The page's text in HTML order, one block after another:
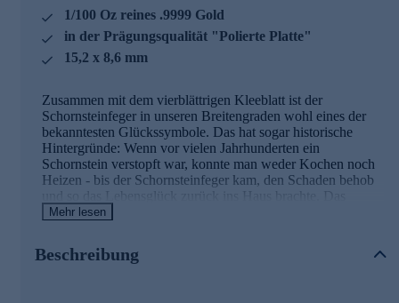
1/100 Oz reines .9999 Gold
in der Prägungsqualität "Polierte Platte"
15,2 x 8,6 mm
Zusammen mit dem vierblättrigen Kleeblatt ist der
Schornsteinfeger in unseren Breitengraden wohl eines der
bekanntesten Glückssymbole. Das hat sogar historische
Hintergründe: Wenn vor vielen Jahrhunderten ein
Schornstein verstopft war, konnte man weder Kochen noch
Heizen - bis der Schornsteinfeger kam, den Schaden behob
und so das Lebensglück zurück ins Haus brachte. Das
symbolträchtige Glücksmotiv ist hier in reinstem .9999 Gold
Neujahr und zu Geburtstagen gerne verschenkt werden,
Mehr lesen
Beschreibung